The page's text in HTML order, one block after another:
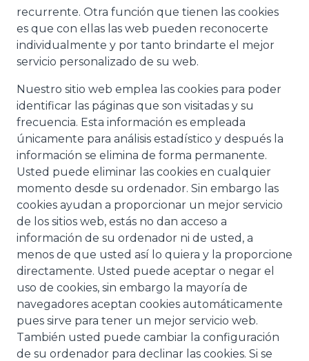
recurrente. Otra función que tienen las cookies
es que con ellas las web pueden reconocerte
individualmente y por tanto brindarte el mejor
servicio personalizado de su web.
Nuestro sitio web emplea las cookies para poder
identificar las páginas que son visitadas y su
frecuencia. Esta información es empleada
únicamente para análisis estadístico y después la
información se elimina de forma permanente.
Usted puede eliminar las cookies en cualquier
momento desde su ordenador. Sin embargo las
cookies ayudan a proporcionar un mejor servicio
de los sitios web, estás no dan acceso a
información de su ordenador ni de usted, a
menos de que usted así lo quiera y la proporcione
directamente. Usted puede aceptar o negar el
uso de cookies, sin embargo la mayoría de
navegadores aceptan cookies automáticamente
pues sirve para tener un mejor servicio web.
También usted puede cambiar la configuración
de su ordenador para declinar las cookies. Si se